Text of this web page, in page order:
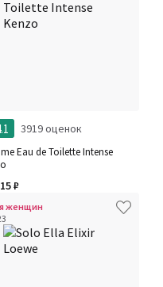
3919 оценок
Eau de Toilette Intense
₽
женщин